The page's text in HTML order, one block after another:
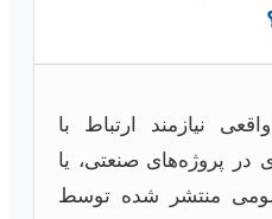
نیازمند ارتباط با
پروژه‌های صنعتی، یا
منتشر شده توسط